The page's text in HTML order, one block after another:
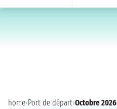
home›Port de départ›Octobre 2026